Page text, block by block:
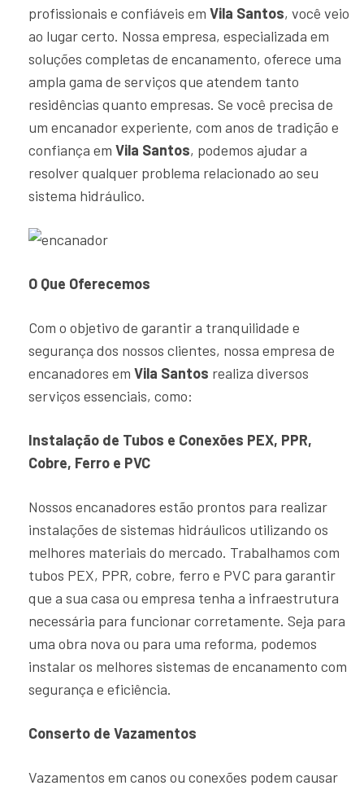
profissionais e confiáveis em Vila Santos, você veio
ao lugar certo. Nossa empresa, especializada em
soluções completas de encanamento, oferece uma
ampla gama de serviços que atendem tanto
residências quanto empresas. Se você precisa de
um encanador experiente, com anos de tradição e
confiança em Vila Santos, podemos ajudar a
resolver qualquer problema relacionado ao seu
sistema hidráulico.
O Que Oferecemos
Com o objetivo de garantir a tranquilidade e
segurança dos nossos clientes, nossa empresa de
encanadores em Vila Santos realiza diversos
serviços essenciais, como:
Instalação de Tubos e Conexões PEX, PPR,
Cobre, Ferro e PVC
Nossos encanadores estão prontos para realizar
instalações de sistemas hidráulicos utilizando os
melhores materiais do mercado. Trabalhamos com
tubos PEX, PPR, cobre, ferro e PVC para garantir
que a sua casa ou empresa tenha a infraestrutura
necessária para funcionar corretamente. Seja para
uma obra nova ou para uma reforma, podemos
instalar os melhores sistemas de encanamento com
segurança e eficiência.
Conserto de Vazamentos
Vazamentos em canos ou conexões podem causar